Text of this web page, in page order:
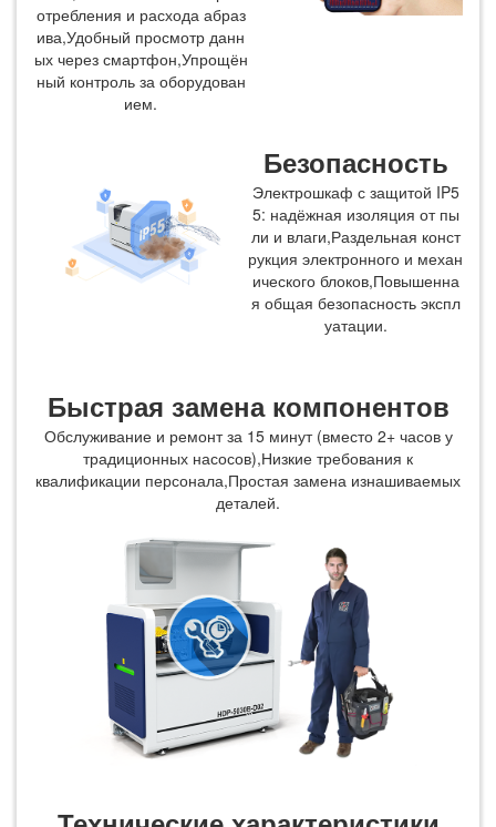
отребления и расхода абраз
ива,Удобный просмотр данн
ых через смартфон,Упрощён
ный контроль за оборудован
ием.
Безопасность
Электрошкаф с защитой IP5
5: надёжная изоляция от пы
ли и влаги,Раздельная конст
рукция электронного и механ
ического блоков,Повышенна
я общая безопасность экспл
уатации.
Быстрая замена компонентов
Обслуживание и ремонт за 15 минут (вместо 2+ часов у
традиционных насосов),Низкие требования к
квалификации персонала,Простая замена изнашиваемых
деталей.